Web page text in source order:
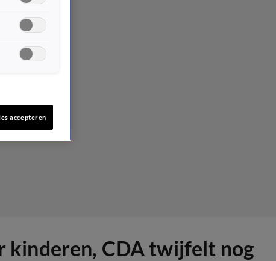
kinderen, CDA twijfelt nog
accepteren